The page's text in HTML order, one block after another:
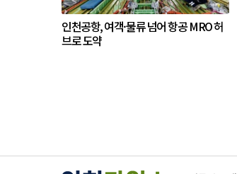
인천공항, 여객·물류 넘어 항공 MRO 허
브로 도약